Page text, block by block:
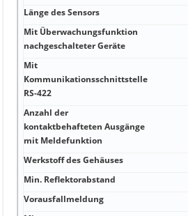
Länge des Sensors
Mit Überwachungsfunktion
nachgeschalteter Geräte
Mit
Kommunikationsschnittstelle
RS-422
Anzahl der
kontaktbehafteten Ausgänge
mit Meldefunktion
Werkstoff des Gehäuses
Min. Reflektorabstand
Vorausfallmeldung